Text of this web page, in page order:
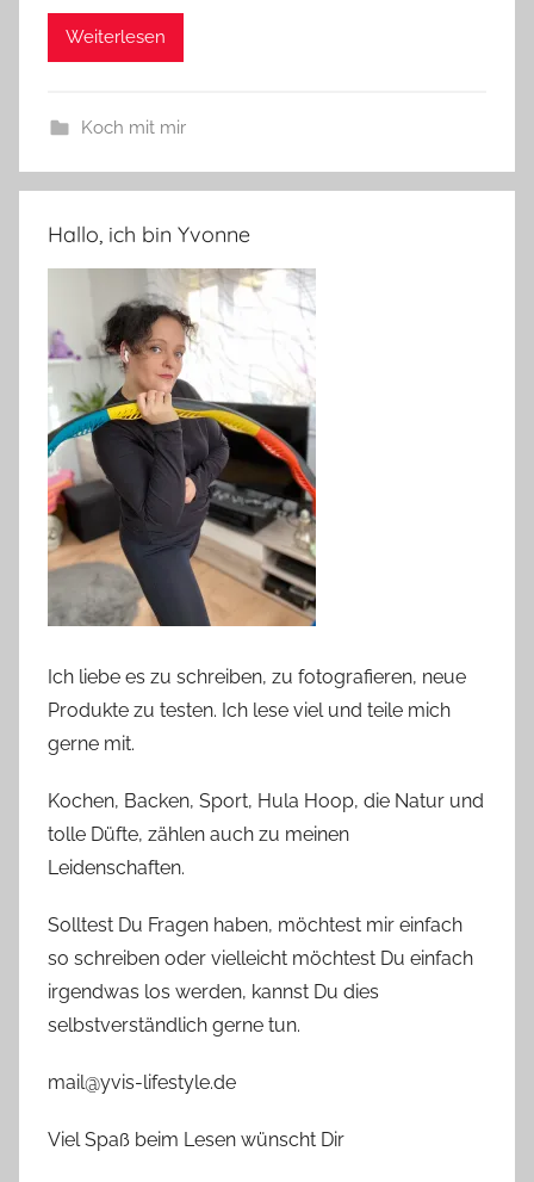
Weiterlesen
Koch mit mir
Hallo, ich bin Yvonne
Ich liebe es zu schreiben, zu fotografieren, neue
Produkte zu testen. Ich lese viel und teile mich
gerne mit.
Kochen, Backen, Sport, Hula Hoop, die Natur und
tolle Düfte, zählen auch zu meinen
Leidenschaften.
Solltest Du Fragen haben, möchtest mir einfach
so schreiben oder vielleicht möchtest Du einfach
irgendwas los werden, kannst Du dies
selbstverständlich gerne tun.
mail@yvis-lifestyle.de
Viel Spaß beim Lesen wünscht Dir